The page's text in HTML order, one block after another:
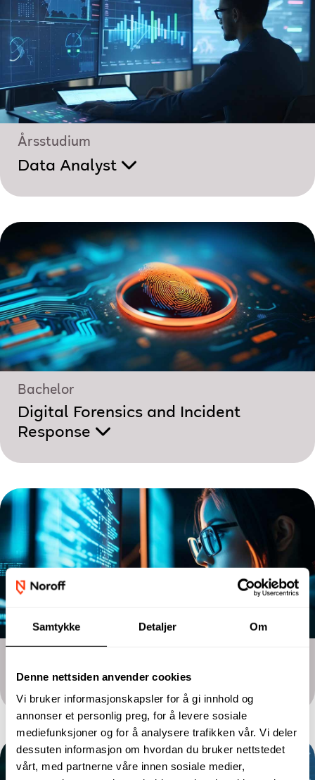
Samtykke Detaljer Om
Denne nettsiden anvender cookies
Vi bruker informasjonskapsler for å gi innhold og
annonser et personlig preg, for å levere sosiale
mediefunksjoner og for å analysere trafikken vår. Vi deler
dessuten informasjon om hvordan du bruker nettstedet
vårt, med partnerne våre innen sosiale medier,
Årsstudium
Data Analyst
Bachelor
Digital Forensics and Incident
Response
Nettverk og IT-sikkerhet